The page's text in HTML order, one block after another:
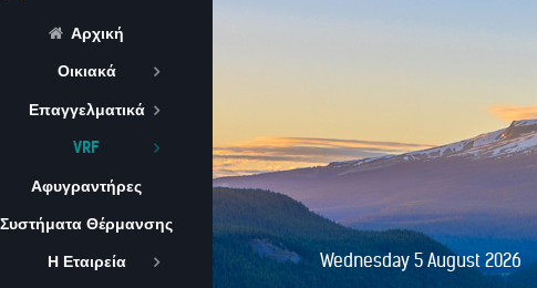
Wednesday 5 August 2026
Αρχική
Οικιακά
Επαγγελματικά
VRF
Αφυγραντήρες
Συστήματα Θέρμανσης
Η Εταιρεία